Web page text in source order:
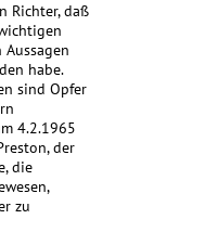
Richter, daß
habe.
sind Opfer
4.2.1965
der
die
zu